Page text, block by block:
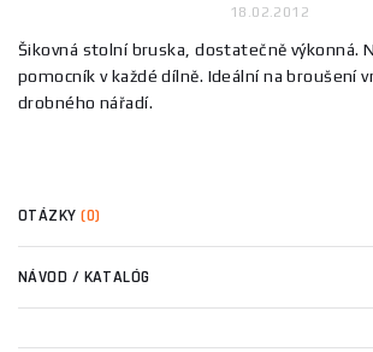
18.02.2012
Šikovná stolní bruska, dostatečně výkonná.
pomocník v každé dílně. Ideální na broušení
drobného nářadí.
OTÁZKY(0)
NÁVOD / KATALÓG